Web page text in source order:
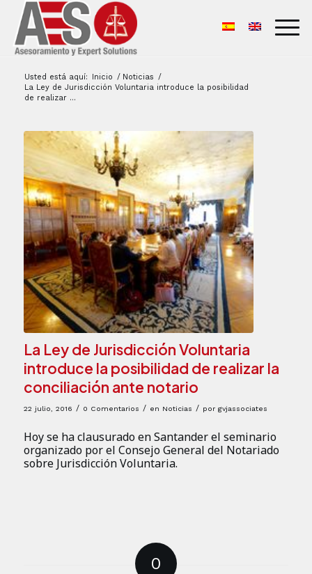
Usted está aquí: Inicio / Noticias /
La Ley de Jurisdicción Voluntaria introduce la posibilidad
de realizar ...
La Ley de Jurisdicción Voluntaria
introduce la posibilidad de realizar la
conciliación ante notario
22 julio, 2016 / 0 Comentarios / en Noticias / por gvjassociates
Hoy se ha clausurado en Santander el seminario
organizado por el Consejo General del Notariado
sobre Jurisdicción Voluntaria.
0